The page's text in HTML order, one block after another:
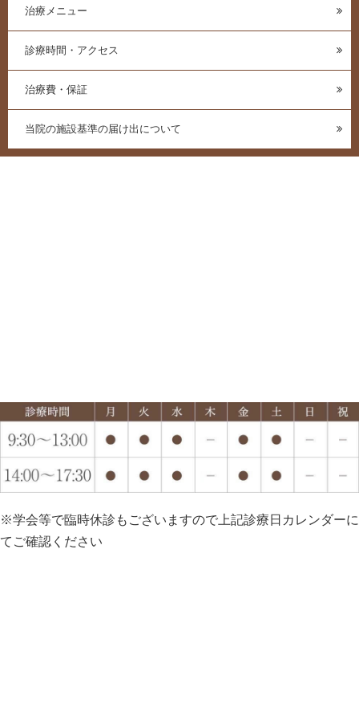
治療メニュー
診療時間・アクセス
治療費・保証
当院の施設基準の届け出について
※学会等で臨時休診もございますので上記診療日カレンダーに
てご確認ください